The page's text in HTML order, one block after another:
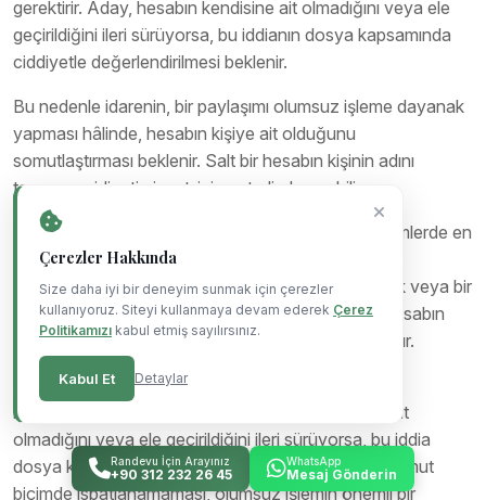
Randevu İçin Arayınız
+90 312 232 26 45
WhatsApp
Mesaj Gönderin
gerektirir. Aday, hesabın kendisine ait olmadığını veya ele
geçirildiğini ileri sürüyorsa, bu iddianın dosya kapsamında
ciddiyetle değerlendirilmesi beklenir.
Bu nedenle idarenin, bir paylaşımı olumsuz işleme dayanak
yapması hâlinde, hesabın kişiye ait olduğunu
somutlaştırması beklenir. Salt bir hesabın kişinin adını
taşıması, aidiyetin ispatı için yeterli olmayabilir.
Aidiyet sorunu, sosyal medya temelli olumsuz işlemlerde en
sık karşılaşılan tartışma konularından biridir. İnternet
ortamında, bir kişinin adına sahte hesap oluşturmak veya bir
hesabı ele geçirmek mümkündür. Bu nedenle bir hesabın
kişiye ait olduğu, somut delillerle ortaya konulmalıdır.
Aidiyet ispatlanamıyorsa, paylaşımın kişi aleyhine
kullanılması tartışmalıdır. Aday, hesabın kendisine ait
olmadığını veya ele geçirildiğini ileri sürüyorsa, bu iddia
dosya kapsamında değerlendirilmelidir. Aidiyetin somut
biçimde ispatlanamaması, olumsuz işlemin önemli bir
Çerezler Hakkında
Size daha iyi bir deneyim sunmak için çerezler
kullanıyoruz. Siteyi kullanmaya devam ederek Çerez
Politikamızı kabul etmiş sayılırsınız.
Kabul Et Detaylar